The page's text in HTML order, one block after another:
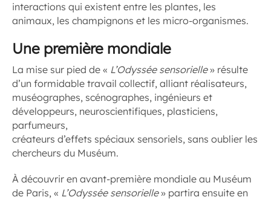
interactions qui existent entre les plantes, les
animaux, les champignons et les micro-organismes.
Une première mondiale
La mise sur pied de « L’Odyssée sensorielle» résulte
d’un formidable travail collectif, alliant réalisateurs,
muséographes, scénographes, ingénieurs et
développeurs, neuroscientifiques, plasticiens,
parfumeurs,
créateurs d’effets spéciaux sensoriels, sans oublier les
chercheurs du Muséum.
À découvrir en avant-première mondiale au Muséum
de Paris, « L’Odyssée sensorielle» partira ensuite en